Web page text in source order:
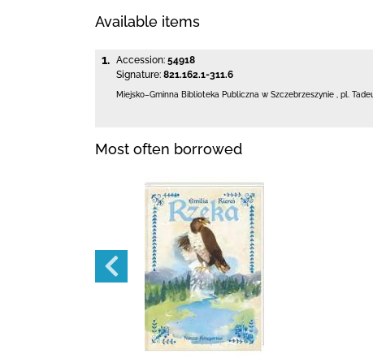
Available items
1. Accession: 54918
Signature: 821.162.1-311.6
Miejsko–Gminna Biblioteka Publiczna w Szczebrzeszynie pl.
Most often borrowed